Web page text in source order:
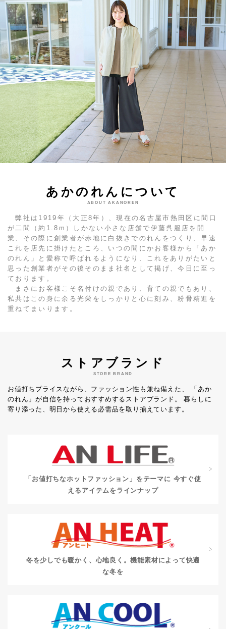
あかのれんについて
ABOUT AKANOREN
弊社は1919年（大正8年）、現在の名古屋市熱田区に間口
が二間（約1.8m）しかない小さな店舗で伊藤呉服店を開
業、その際に創業者が赤地に白抜きでのれんをつくり、早速
これを店先に掛けたところ、いつの間にかお客様から「あか
のれん」と愛称で呼ばれるようになり、これをありがたいと
思った創業者がその後そのまま社名として掲げ、今日に至っ
ております。
まさにお客様こそ名付けの親であり、育ての親でもあり、
私共はこの身に余る光栄をしっかりと心に刻み、粉骨精進を
重ねてまいります。
ストアブランド
STORE BRAND
お値打ちプライスながら、ファッション性も兼ね備えた、
「あか
のれん」が自信を持っておすすめするストアブランド。
暮らしに
寄り添った、明日から使える必需品を取り揃えています。
「お値打ちなホットファッション」をテーマに 今すぐ使
えるアイテムをラインナップ
冬を少しでも暖かく、心地良く。機能素材によって快適
な冬を